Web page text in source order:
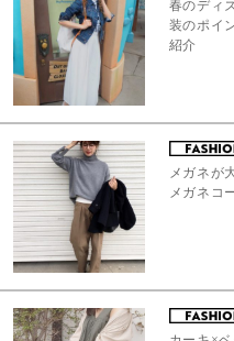
春のディ
装のポイ
紹介
メガネが
メガネコ